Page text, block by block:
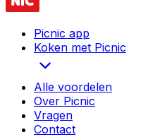
Picnic app
Koken met Picnic
Alle voordelen
Over Picnic
Vragen
Contact